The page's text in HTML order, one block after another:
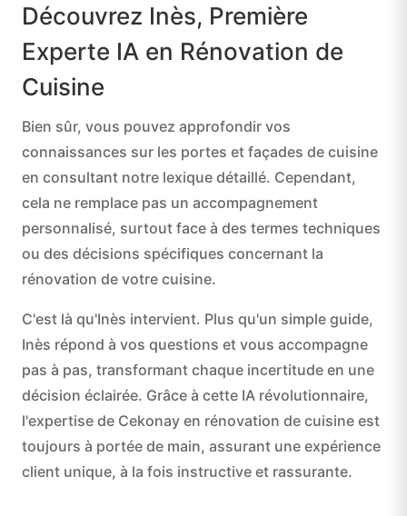
Découvrez Inès, Première
Experte IA en Rénovation de
Cuisine
Bien sûr, vous pouvez approfondir vos
connaissances sur les portes et façades de cuisine
en consultant notre lexique détaillé. Cependant,
cela ne remplace pas un accompagnement
personnalisé, surtout face à des termes techniques
ou des décisions spécifiques concernant la
rénovation de votre cuisine.
C'est là qu'Inès intervient. Plus qu'un simple guide,
Inès répond à vos questions et vous accompagne
pas à pas, transformant chaque incertitude en une
décision éclairée. Grâce à cette IA révolutionnaire,
l'expertise de Cekonay en rénovation de cuisine est
toujours à portée de main, assurant une expérience
client unique, à la fois instructive et rassurante.